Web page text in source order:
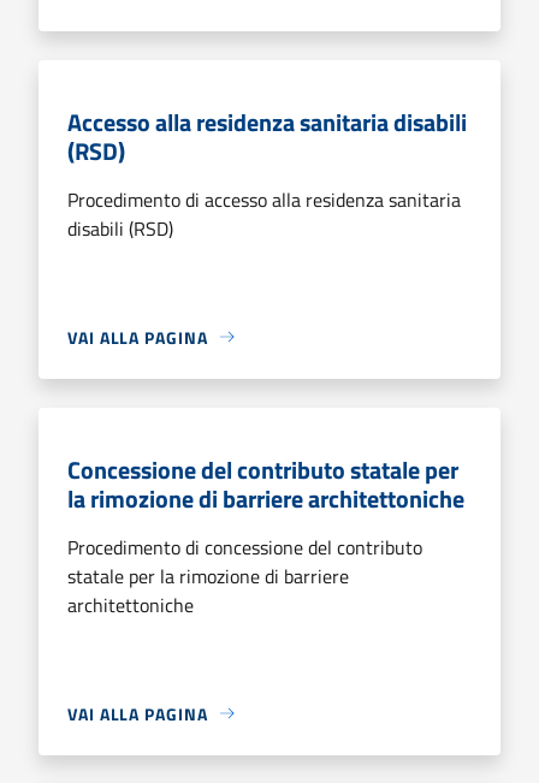
Accesso alla residenza sanitaria disabili
(RSD)
Procedimento di accesso alla residenza sanitaria
disabili (RSD)
VAI ALLA PAGINA
Concessione del contributo statale per
la rimozione di barriere architettoniche
Procedimento di concessione del contributo
statale per la rimozione di barriere
architettoniche
VAI ALLA PAGINA